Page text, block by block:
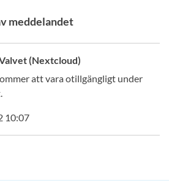
meddelandet
(Nextcloud)
att vara otillgängligt under
10:07